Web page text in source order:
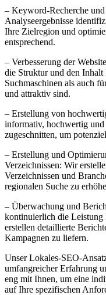
– Keyword-Recherche
Analyseergebnisse
Ihre Zielregion und
entsprechend.
– Verbesserung der
die Struktur und den
Suchmaschinen als auch
und attraktiv sind.
– Erstellung von
informativ, hochwertig
zugeschnitten, um
– Erstellung und
Verzeichnissen: Wir
Verzeichnissen und
regionalen Suche zu
– Überwachung und
kontinuierlich die
erstellen detaillierte
Kampagnen zu liefern.
Unser Lokales-SEO-
umfangreicher Erfahrung
eng mit Ihnen, um eine
auf Ihre spezifischen